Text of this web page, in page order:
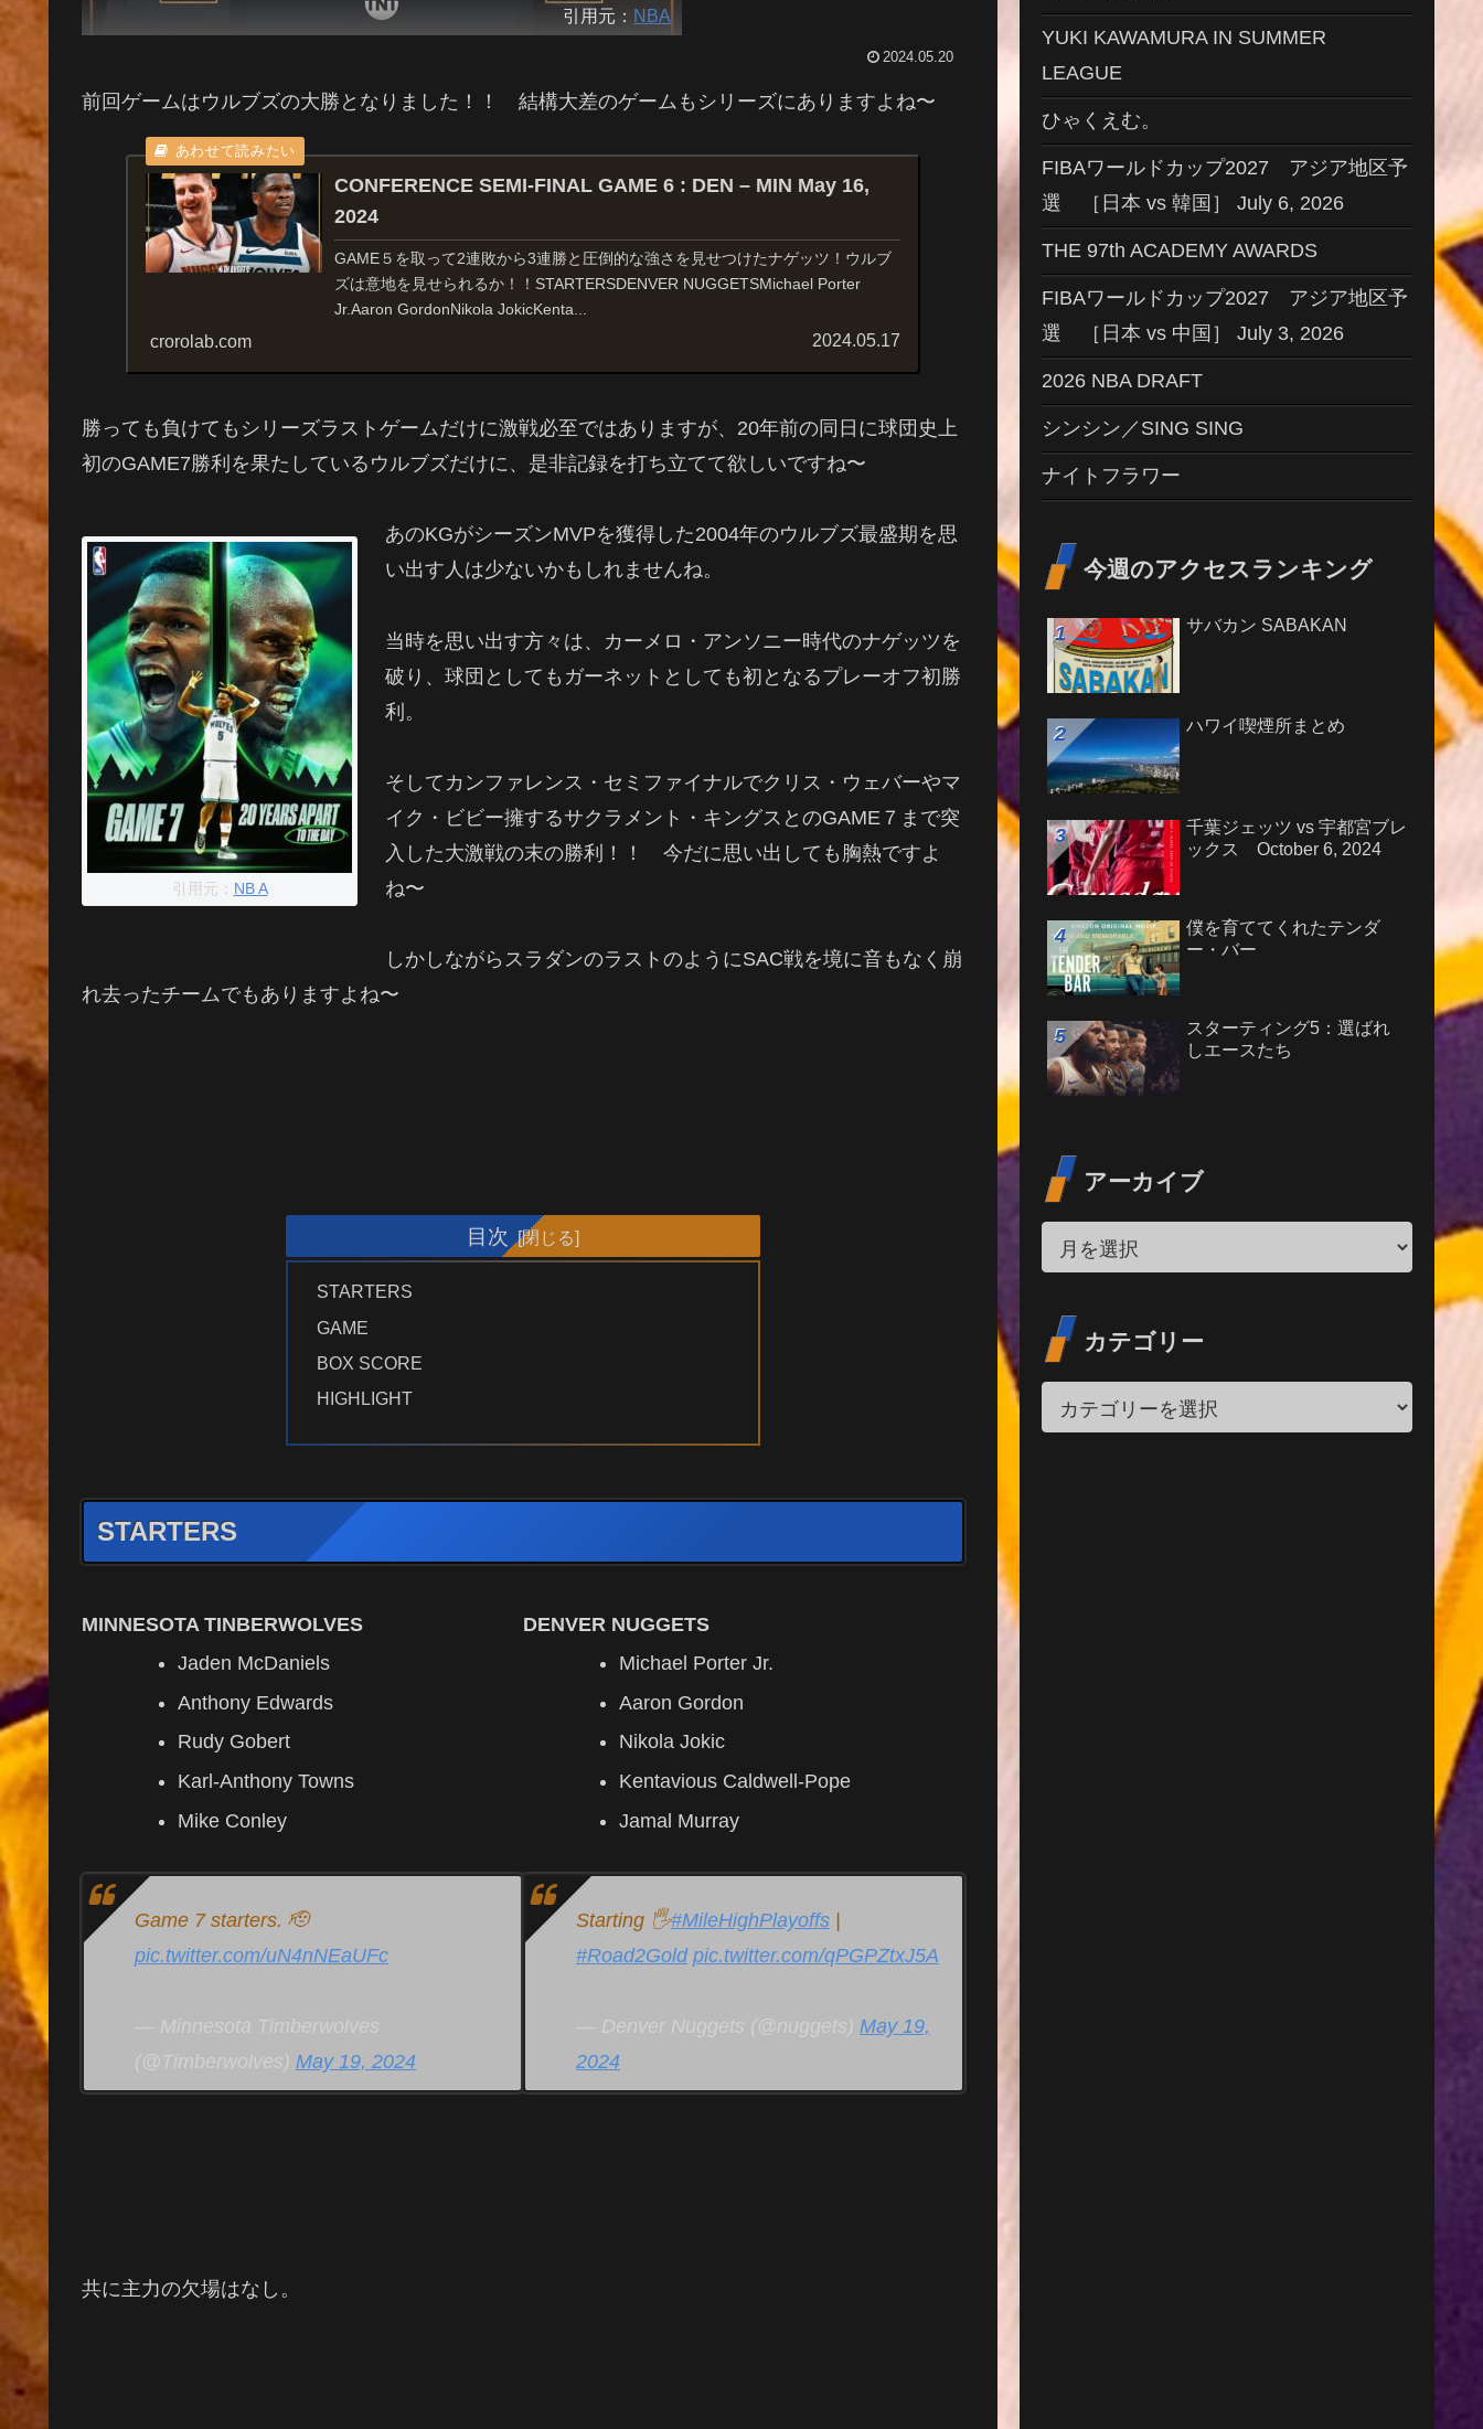
引用元： NBA
2024.05.20
前回ゲームはウルブズの大勝となりました！！ 結構大差のゲームもシリーズにありますよね〜
CONFERENCE SEMI-FINAL GAME 6 : DEN – MIN May 16,
2024
GAME５を取って2連敗から3連勝と圧倒的な強さを見せつけたナゲッツ！ウルブ
ズは意地を見せられるか！！STARTERSDENVER NUGGETSMichael Porter
Jr.Aaron GordonNikola JokicKenta...
crorolab.com 2024.05.17
勝っても負けてもシリーズラストゲームだけに激戦必至ではありますが、20年前の同日に球団史上
初のGAME7勝利を果たしているウルブズだけに、是非記録を打ち立てて欲しいですね〜
引用元： NB A
あのKGがシーズンMVPを獲得した2004年のウルブズ最盛期を思
い出す人は少ないかもしれませんね。
当時を思い出す方々は、カーメロ・アンソニー時代のナゲッツを
破り、球団としてもガーネットとしても初となるプレーオフ初勝
利。
そしてカンファレンス・セミファイナルでクリス・ウェバーやマ
イク・ビビー擁するサクラメント・キングスとのGAME７まで突
入した大激戦の末の勝利！！ 今だに思い出しても胸熱ですよ
ね〜
しかしながらスラダンのラストのようにSAC戦を境に音もなく崩
れ去ったチームでもありますよね〜
目次
STARTERS
GAME
BOX SCORE
HIGHLIGHT
STARTERS
MINNESOTA TINBERWOLVES
Jaden McDaniels
Anthony Edwards
Rudy Gobert
Karl-Anthony Towns
Mike Conley
Game 7 starters. 🫡
pic.twitter.com/uN4nNEaUFc
— Minnesota Timberwolves
(@Timberwolves) May 19, 2024
DENVER NUGGETS
Michael Porter Jr.
Aaron Gordon
Nikola Jokic
Kentavious Caldwell-Pope
Jamal Murray
Starting 🖐#MileHighPlayoffs |
#Road2Gold pic.twitter.com/qPGPZtxJ5A
— Denver Nuggets (@nuggets) May 19,
2024
共に主力の欠場はなし。
YUKI KAWAMURA IN SUMMER
LEAGUE
ひゃくえむ。
FIBAワールドカップ2027 アジア地区予
選 ［日本 vs 韓国］ July 6, 2026
THE 97th ACADEMY AWARDS
FIBAワールドカップ2027 アジア地区予
選 ［日本 vs 中国］ July 3, 2026
2026 NBA DRAFT
シンシン／SING SING
ナイトフラワー
今週のアクセスランキング
サバカン SABAKAN
ハワイ喫煙所まとめ
千葉ジェッツ vs 宇都宮ブレ
ックス October 6, 2024
僕を育ててくれたテンダ
ー・バー
スターティング5：選ばれ
しエースたち
アーカイブ
カテゴリー